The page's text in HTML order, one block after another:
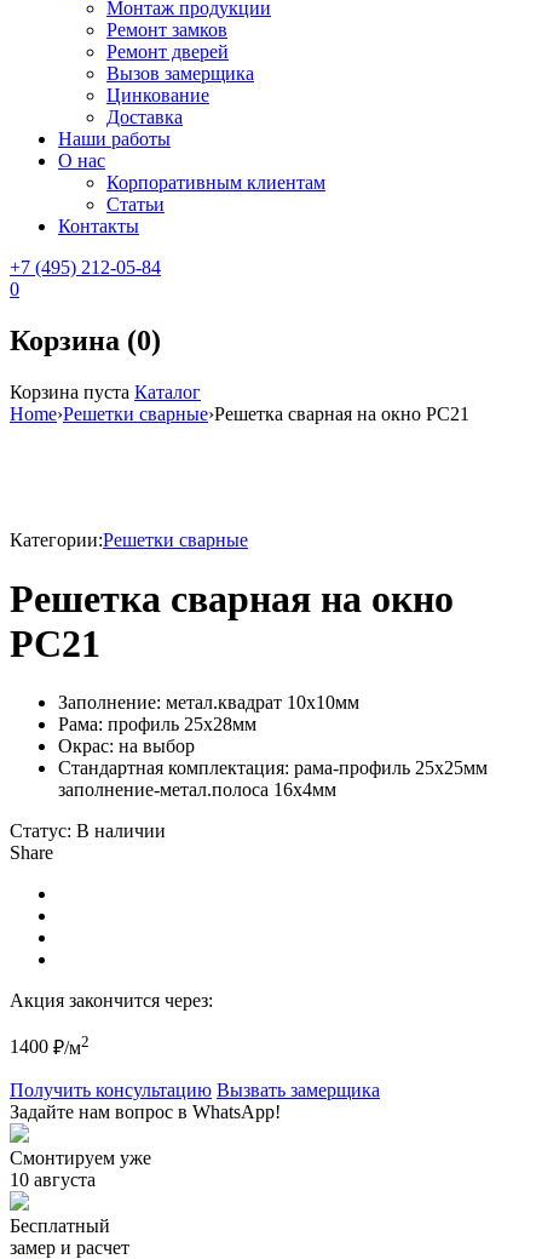
Монтаж продукции
Ремонт замков
Ремонт дверей
Вызов замерщика
Цинкование
Доставка
Наши работы
О нас
Корпоративным клиентам
Статьи
Контакты
+7 (495) 212-05-84
0
Корзина (0)
Корзина пуста Каталог
Home›Решетки сварные›Решетка сварная на окно РС21
Категории:Решетки сварные
Решетка сварная на окно
РС21
Заполнение: метал.квадрат 10х10мм
Рама: профиль 25х28мм
Окрас: на выбор
Стандартная комплектация: рама-профиль 25х25мм
заполнение-метал.полоса 16х4мм
Статус: В наличии
Share
Акция закончится через:
1400 ₽/м2
Получить консультацию Вызвать замерщика
Задайте нам вопрос в WhatsApp!
Смонтируем уже
10 августа
Бесплатный
замер и расчет